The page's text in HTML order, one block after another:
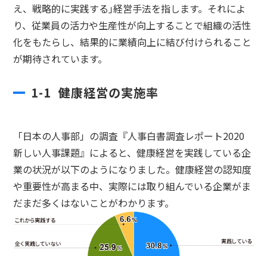
え、戦略的に実践する｣経営手法を指します。それによ
り、従業員の活力や生産性が向上することで組織の活性
化をもたらし、結果的に業績向上に結び付けられること
が期待されています。
1-1 健康経営の実施率
「日本の人事部」の調査『人事白書調査レポート2020
新しい人事課題』によると、健康経営を実践している企
業の状況が以下のようになりました。健康経営の認知度
や重要性が高まる中、実際には取り組んでいる企業がま
だまだ多くはないことがわかります。